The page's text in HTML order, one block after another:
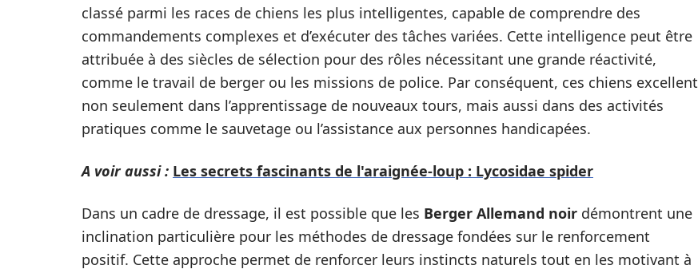
classé parmi les races de chiens les plus intelligentes, capable de comprendre des
commandements complexes et d’exécuter des tâches variées. Cette intelligence peut être
attribuée à des siècles de sélection pour des rôles nécessitant une grande réactivité,
comme le travail de berger ou les missions de police. Par conséquent, ces chiens excellent
non seulement dans l’apprentissage de nouveaux tours, mais aussi dans des activités
pratiques comme le sauvetage ou l’assistance aux personnes handicapées.
A voir aussi : Les secrets fascinants de l'araignée-loup : Lycosidae spider
Dans un cadre de dressage, il est possible que les Berger Allemand noir démontrent une
inclination particulière pour les méthodes de dressage fondées sur le renforcement
positif. Cette approche permet de renforcer leurs instincts naturels tout en les motivant à